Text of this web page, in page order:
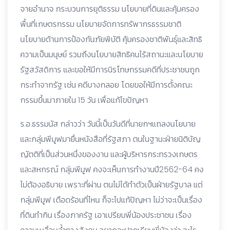
จายอำนาจ กระบวนการยุติธรรม นโยบายที่ดินและคุ้มครอง
พื้นที่เกษตรกรรม นโยบายจัดการทรัพากรธรรมชาติ
นโยบายด้านการป้องกันภัยพิบัติ คุ้มครองชาติพันธุ์และสิทธิ
ความเป็นมนุษย์ รวมถึงนโยบายสิทธิคนไร้สถานะและนโยบาย
รัฐสวัสดิการ และขอให้มีการนิรโทษกรรมคดีที่ประชาชนถูก
กระทำจากรัฐ เช่น คดีบางกลอย โดยขอให้มีการตั้งคณะ
กรรมขึ้นมาภายใน 15 วัน เพื่อแก้ไขปัญหา
ร.อ.ธรรมนัส กล่าวว่า วันนี้เป็นวันดีที่นายกฯแถลงนโยบาย
และกลุ่มพีมูฟมายื่นหนังสือที่รัฐสภา ตนในฐานะฝ่ายนิติบัญ
ญัตติที่เป็นส่วนหนึ่งของงาน และผู้บริหารกระทรวงเกษตร
และสหกรณ์ กลุ่มพีมูฟ คงจะเห็นการทำงานปี2562-64 คง
ไม่ต้องอธิบาย เพราะที่ผ่าน ตนไม่ได้ทำตัวเป็นฝ่ายรัฐบาล แต่
กลุ่มพีมูฟ เดือดร้อนที่ไหน ก็จะไปแก้ปัญหา ไม่ว่าจะเป็นเรื่อง
ที่ดินทำกิน เรื่องภาครัฐ เอาเปรียบพี่น้องประชาชน เรื่อง